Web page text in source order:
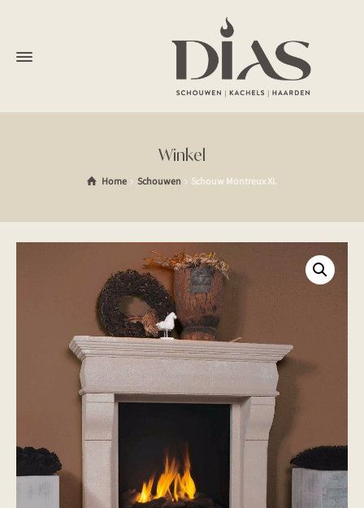
Winkel
Home Schouwen Schouw Montreux XL